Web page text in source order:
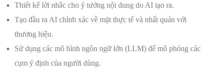
Thiết kế lời nhắc cho ý tưởng nội dung do AI tạo ra.
Tạo đầu ra AI chính xác về mặt thực tế và nhất quán với
thương hiệu.
Sử dụng các mô hình ngôn ngữ lớn (LLM) để mô phỏng các
cụm ý định của người dùng.